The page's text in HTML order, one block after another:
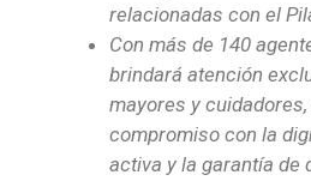
relacionadas con el
Con más de 140
brindará atención
mayores y
compromiso con la
activa y la garantía de